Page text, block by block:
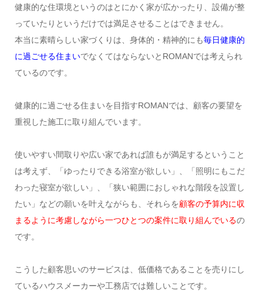
健康的な住環境というのはとにかく家が広かったり、設備が整
っていたりというだけでは満足させることはできません。
本当に素晴らしい家づくりは、身体的・精神的にも毎日健康的
に過ごせる住まいでなくてはならないとROMANでは考えられ
ているのです。
健康的に過ごせる住まいを目指すROMANでは、顧客の要望を
重視した施工に取り組んでいます。
使いやすい間取りや広い家であれば誰もが満足するということ
は考えず、「ゆったりできる浴室が欲しい」、「照明にもこだ
わった寝室が欲しい」、「狭い範囲におしゃれな階段を設置し
たい」などの願いを叶えながらも、それらを顧客の予算内に収
まるように考慮しながら一つひとつの案件に取り組んでいるの
です。
こうした顧客思いのサービスは、低価格であることを売りにし
ているハウスメーカーや工務店では難しいことです。